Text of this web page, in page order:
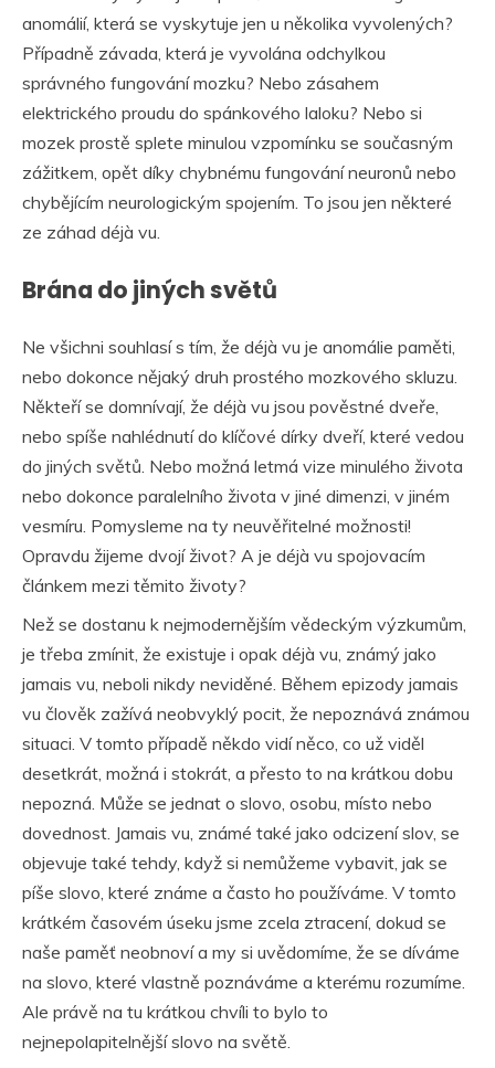
anomálií, která se vyskytuje jen u několika vyvolených?
Případně závada, která je vyvolána odchylkou
správného fungování mozku? Nebo zásahem
elektrického proudu do spánkového laloku? Nebo si
mozek prostě splete minulou vzpomínku se současným
zážitkem, opět díky chybnému fungování neuronů nebo
chybějícím neurologickým spojením. To jsou jen některé
ze záhad déjà vu.
Brána do jiných světů
Ne všichni souhlasí s tím, že déjà vu je anomálie paměti,
nebo dokonce nějaký druh prostého mozkového skluzu.
Někteří se domnívají, že déjà vu jsou pověstné dveře,
nebo spíše nahlédnutí do klíčové dírky dveří, které vedou
do jiných světů. Nebo možná letmá vize minulého života
nebo dokonce paralelního života v jiné dimenzi, v jiném
vesmíru. Pomysleme na ty neuvěřitelné možnosti!
Opravdu žijeme dvojí život? A je déjà vu spojovacím
článkem mezi těmito životy?
Než se dostanu k nejmodernějším vědeckým výzkumům,
je třeba zmínit, že existuje i opak déjà vu, známý jako
jamais vu, neboli nikdy neviděné. Během epizody jamais
vu člověk zažívá neobvyklý pocit, že nepoznává známou
situaci. V tomto případě někdo vidí něco, co už viděl
desetkrát, možná i stokrát, a přesto to na krátkou dobu
nepozná. Může se jednat o slovo, osobu, místo nebo
dovednost. Jamais vu, známé také jako odcizení slov, se
objevuje také tehdy, když si nemůžeme vybavit, jak se
píše slovo, které známe a často ho používáme. V tomto
krátkém časovém úseku jsme zcela ztracení, dokud se
naše paměť neobnoví a my si uvědomíme, že se díváme
na slovo, které vlastně poznáváme a kterému rozumíme.
Ale právě na tu krátkou chvíli to bylo to
nejnepolapitelnější slovo na světě.